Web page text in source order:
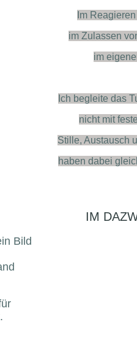
Im
im Zulassen
im
Ich begleite das
nicht mit
Stille, Austausch
haben dabei
IM
Bild